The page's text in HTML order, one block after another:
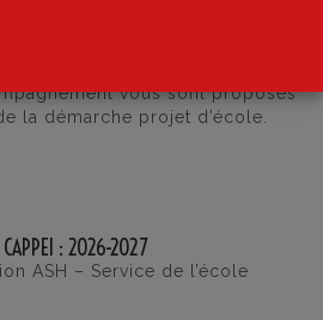
vous sont proposés
la démarche projet d’école.
: 2026-2027
ASH – Service de l’école